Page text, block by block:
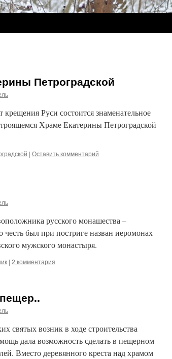
Петроградской
Руси состоится знаменательное
Храме Екатерины Петроградской
| Оставить комментарий
русского монашества –
был при постриге назван иеромонах
мужского монастыря.
| 2 комментария
святых возник в ходе строительства
дала возможность сделать в пещерном
Вместо деревянного креста над храмом